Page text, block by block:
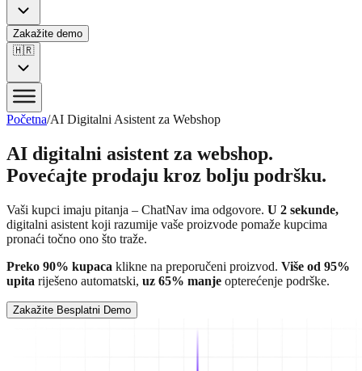
Zakažite demo
🇭🇷
Početna/AI Digitalni Asistent za Webshop
AI digitalni asistent za webshop.
Povećajte prodaju kroz bolju podršku.
Vaši kupci imaju pitanja – ChatNav ima odgovore. U 2 sekunde,
digitalni asistent koji razumije vaše proizvode pomaže kupcima
pronaći točno ono što traže.
Preko 90% kupaca klikne na preporučeni proizvod. Više od 95%
upita riješeno automatski, uz 65% manje opterećenje podrške.
Zakažite Besplatni Demo